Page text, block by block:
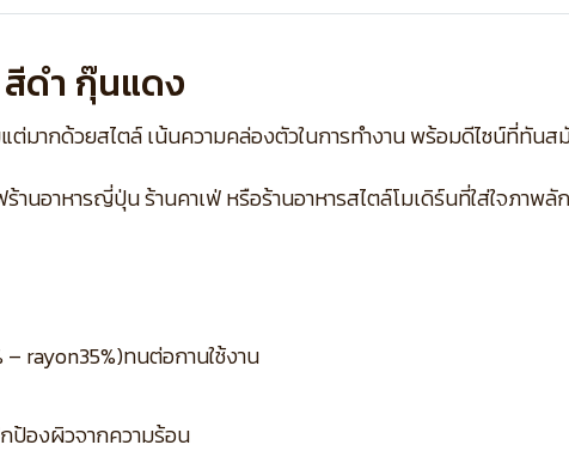
ดำ กุ๊นแดง
มากด้วยสไตล์ เน้นความคล่องตัวในการทำงาน พร้อมดีไซน์ที่ทันส
ร้านอาหารญี่ปุ่น ร้านคาเฟ่ หรือร้านอาหารสไตล์โมเดิร์นที่ใส่ใจภาพ
rayon35%)ทนต่อกานใช้งาน
ป้องผิวจากความร้อน